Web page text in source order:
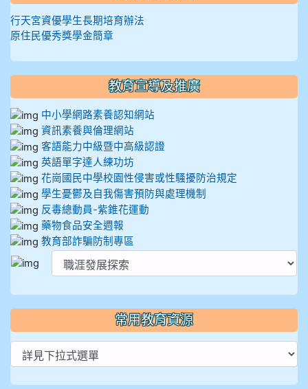
行天宮資優學生長期培育辦法
原住民優秀獎學金簡章
教育宣導及推廣
中小學網路素養認知網站
資訊素養與倫理網站
客語能力中級暨中高級認證
英語單字達人練功坊
花崗國民中學校園性侵害或性騷擾防治規定
學生憂鬱及自我傷害預防與處理機制
反毒總動員-紫錐花運動
藥物食品安全週報
教育部詐騙防制專區
常用教育資源